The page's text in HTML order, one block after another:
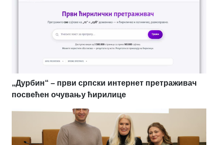
„Дурбин“ – први српски интернет претраживач
посвећен очувању ћирилице